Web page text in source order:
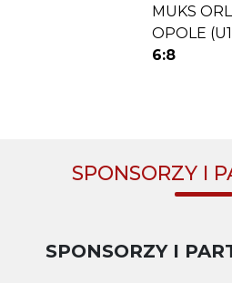
MUKS
OPOLE
6:8
SPONSORZY I
SPONSORZY I